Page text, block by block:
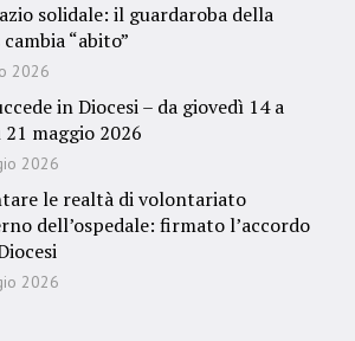
solidale: il guardaroba della
“abito”
2026
in Diocesi – da giovedì 14 a
21 maggio 2026
2026
le realtà di volontariato
dell’ospedale: firmato l’accordo
2026